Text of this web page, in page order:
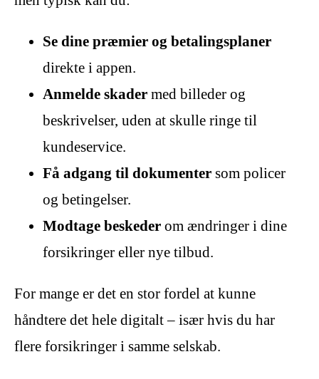
Se dine præmier og betalingsplaner
direkte i appen.
Anmelde skader med billeder og
beskrivelser, uden at skulle ringe til
kundeservice.
Få adgang til dokumenter som policer
og betingelser.
Modtage beskeder om ændringer i dine
forsikringer eller nye tilbud.
For mange er det en stor fordel at kunne
håndtere det hele digitalt – især hvis du har
flere forsikringer i samme selskab.